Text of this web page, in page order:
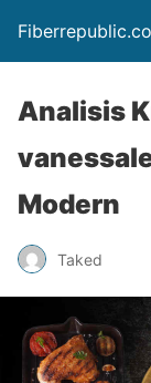
Analisis
Modern
Taked